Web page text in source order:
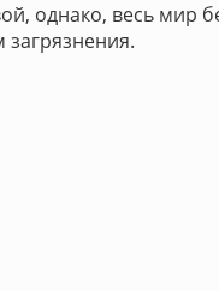
однако, весь мир